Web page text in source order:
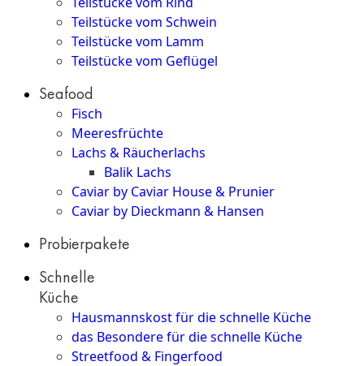
Teilstücke vom Schwein
Teilstücke vom Lamm
Teilstücke vom Geflügel
Seafood
Fisch
Meeresfrüchte
Lachs & Räucherlachs
Balik Lachs
Caviar by Caviar House & Prunier
Caviar by Dieckmann & Hansen
Probierpakete
Schnelle
Küche
Hausmannskost für die schnelle Küche
das Besondere für die schnelle Küche
Streetfood & Fingerfood